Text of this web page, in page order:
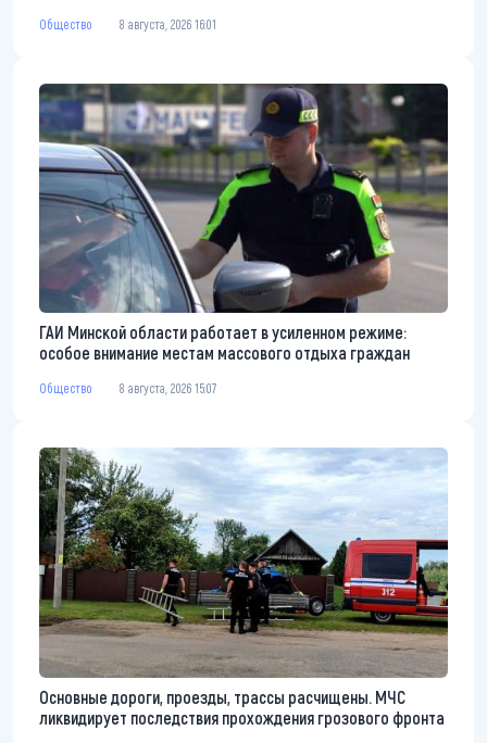
Общество 8 августа, 2026 16:01
ГАИ Минской области работает в усиленном режиме:
особое внимание местам массового отдыха граждан
Общество 8 августа, 2026 15:07
Основные дороги, проезды, трассы расчищены. МЧС
ликвидирует последствия прохождения грозового фронта